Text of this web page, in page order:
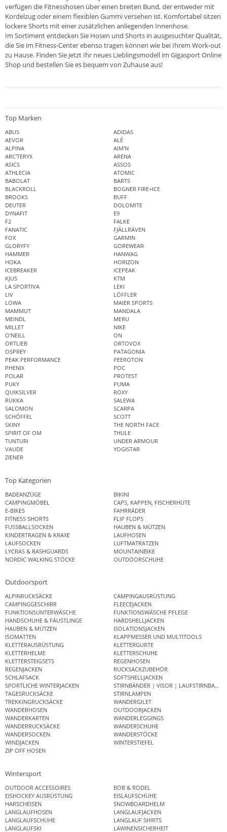
verfügen die Fitnesshosen über einen breiten Bund, der entweder mit
Kordelzug oder einem flexiblen Gummi versehen ist. Komfortabel sitzen
lockere Shorts mit einer zusätzlichen anliegenden Innenhose.
Im Sortiment entdecken Sie Hosen und Shorts in ausgesuchter Qualität,
die Sie im Fitness-Center ebenso tragen können wie bei Ihrem Work-out
zu Hause. Finden Sie jetzt Ihr neues Lieblingsmodell im Gigasport Online
Shop und bestellen Sie es bequem von Zuhause aus!
Top Marken
ABUS
ADIDAS
AEVOR
ALÉ
ALPINA
AIM'N
ARC'TERYX
ARENA
ASICS
ASSOS
ATHLECIA
ATOMIC
BABOLAT
BARTS
BLACKROLL
BOGNER FIRE+ICE
BROOKS
BUFF
DEUTER
DOLOMITE
DYNAFIT
E9
F2
FALKE
FANATIC
FJÄLLRÄVEN
FOX
GARMIN
GLORYFY
GOREWEAR
HAMMER
HANWAG
HOKA
HORIZON
ICEBREAKER
ICEPEAK
KJUS
KTM
LA SPORTIVA
LEKI
LIV
LÖFFLER
LOWA
MAIER SPORTS
MAMMUT
MANDALA
MEINDL
MERU
MILLET
NIKE
O'NEILL
ON
ORTLIEB
ORTOVOX
OSPREY
PATAGONIA
PEAK PERFORMANCE
PEEROTON
PHENIX
POC
POLAR
PROTEST
PUKY
PUMA
QUIKSILVER
ROXY
RUKKA
SALEWA
SALOMON
SCARPA
SCHÖFFEL
SCOTT
SKINY
THE NORTH FACE
SPIRIT OF OM
THULE
TUNTURI
UNDER ARMOUR
VAUDE
YOGISTAR
ZIENER
Top Kategorien
BADEANZÜGE
BIKINI
CAMPINGMÖBEL
CAPS, KAPPEN, FISCHERHÜTE
E-BIKES
FAHRRÄDER
FITNESS SHORTS
FLIP FLOPS
FUSSBALLSOCKEN
HAUBEN & MÜTZEN
KINDERTRAGEN & KRAXE
LAUFHOSEN
LAUFSOCKEN
LUFTMATRATZEN
LYCRAS & RASHGUARDS
MOUNTAINBIKE
NORDIC WALKING STÖCKE
OUTDOORSCHUHE
Outdoorsport
ALPINRUCKSÄCKE
CAMPINGAUSRÜSTUNG
CAMPINGGESCHIRR
FLEECEJACKEN
FUNKTIONSUNTERWÄSCHE
FUNKTIONSWÄSCHE PFLEGE
HANDSCHUHE & FÄUSTLINGE
HARDSHELLJACKEN
HAUBEN & MÜTZEN
ISOLATIONSJACKEN
ISOMATTEN
KLAPPMESSER UND MULTITOOLS
KLETTERAUSRÜSTUNG
KLETTERGURTE
KLETTERHELME
KLETTERSCHUHE
KLETTERSTEIGSETS
REGENHOSEN
REGENJACKEN
RUCKSACKZUBEHÖR
SCHLAFSACK
SOFTSHELLJACKEN
SPORTLICHE WINTERJACKEN
STIRNBÄNDER | VISOR | LAUFSTIRNBAND
TAGESRUCKSÄCKE
STIRNLAMPEN
TREKKINGRUCKSÄCKE
WANDERGILET
WANDERHOSEN
OUTDOORJACKEN
WANDERKARTEN
WANDERLEGGINGS
WANDERRUCKSÄCKE
WANDERSCHUHE
WANDERSOCKEN
WANDERSTÖCKE
WINDJACKEN
WINTERSTIEFEL
ZIP OFF HOSEN
Wintersport
OUTDOOR ACCESSOIRES
BOB & RODEL
EISHOCKEY AUSRÜSTUNG
EISLAUFSCHUHE
HARSCHEISEN
SNOWBOARDHELM
LANGLAUFHOSEN
LANGLAUFJACKEN
LANGLAUFSCHUHE
LANGLAUF SHIRTS
LANGLAUFSKI
LAWINENSICHERHEIT